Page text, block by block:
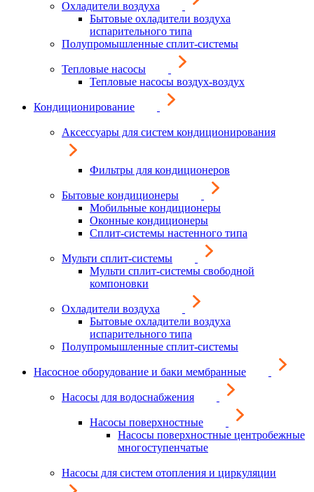
Охладители воздуха
Бытовые охладители воздуха
испарительного типа
Полупромышленные сплит-системы
Тепловые насосы
Тепловые насосы воздух-воздух
Кондиционирование
Аксессуары для систем кондиционирования
Фильтры для кондиционеров
Бытовые кондиционеры
Мобильные кондиционеры
Оконные кондиционеры
Сплит-системы настенного типа
Мульти сплит-системы
Мульти сплит-системы свободной
компоновки
Охладители воздуха
Бытовые охладители воздуха
испарительного типа
Полупромышленные сплит-системы
Насосное оборудование и баки мембранные
Насосы для водоснабжения
Насосы поверхностные
Насосы поверхностные центробежные
многоступенчатые
Насосы для систем отопления и циркуляции